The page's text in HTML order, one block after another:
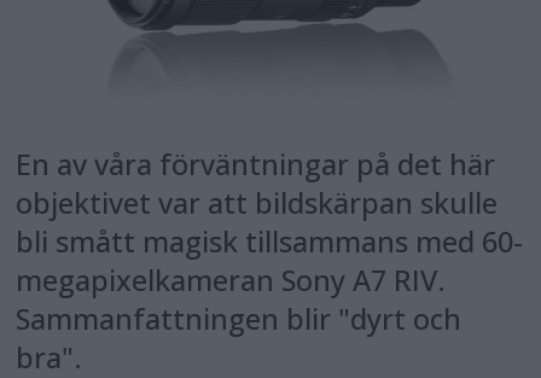
En av våra förväntningar på det här
objektivet var att bildskärpan skulle
bli smått magisk tillsammans med 60-
megapixelkameran Sony A7 RIV.
Sammanfattningen blir "dyrt och
bra".